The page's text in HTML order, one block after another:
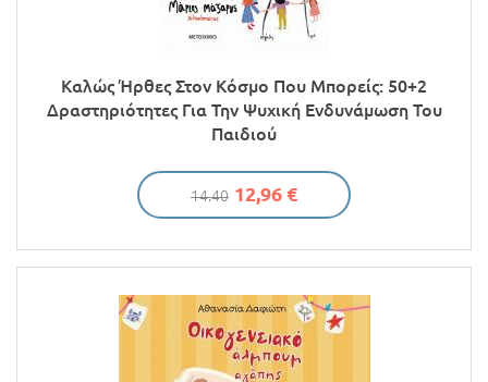
Καλώς Ήρθες Στον Κόσμο Που Μπορείς: 50+2
Δραστηριότητες Για Την Ψυχική Ενδυνάμωση Του
Παιδιού
14.40 12,96 €